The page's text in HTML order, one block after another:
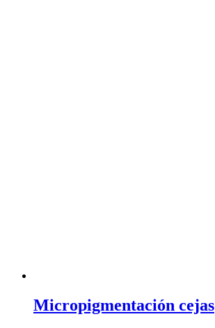
Micropigmentación cejas